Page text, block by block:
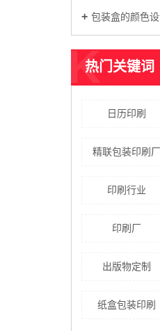
包装盒的颜色
热门关键词
K
日历印刷
精联包装印刷厂
印刷行业
印刷厂
出版物定制
纸盒包装印刷